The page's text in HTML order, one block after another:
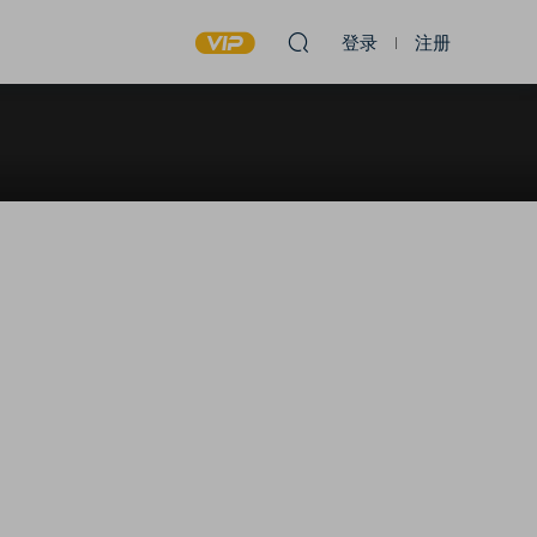
登录 注册